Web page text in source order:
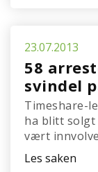
23.07.2013
58
svindel
Timeshare-
ha blitt
vært
Les saken